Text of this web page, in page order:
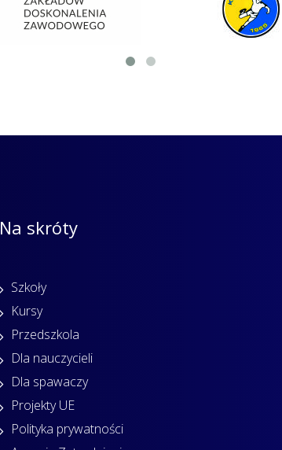
Na skróty
Szkoły
Kursy
Przedszkola
Dla nauczycieli
Dla spawaczy
Projekty UE
Polityka prywatności